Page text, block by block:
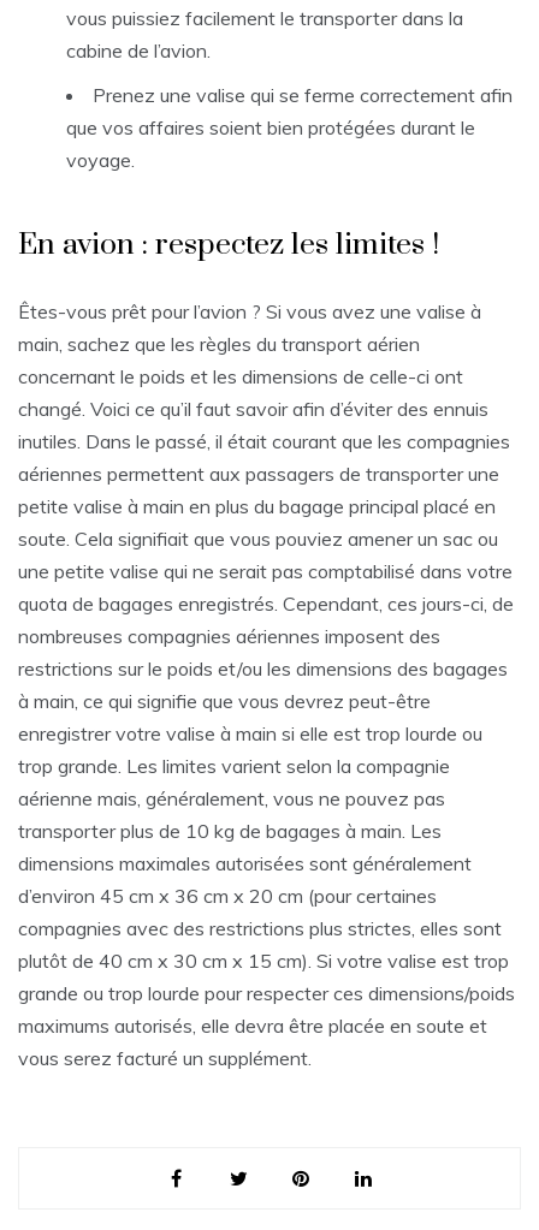
vous puissiez facilement le transporter dans la
cabine de l’avion.
Prenez une valise qui se ferme correctement afin
que vos affaires soient bien protégées durant le
voyage.
En avion : respectez les limites !
Êtes-vous prêt pour l’avion ? Si vous avez une valise à
main, sachez que les règles du transport aérien
concernant le poids et les dimensions de celle-ci ont
changé. Voici ce qu’il faut savoir afin d’éviter des ennuis
inutiles. Dans le passé, il était courant que les compagnies
aériennes permettent aux passagers de transporter une
petite valise à main en plus du bagage principal placé en
soute. Cela signifiait que vous pouviez amener un sac ou
une petite valise qui ne serait pas comptabilisé dans votre
quota de bagages enregistrés. Cependant, ces jours-ci, de
nombreuses compagnies aériennes imposent des
restrictions sur le poids et/ou les dimensions des bagages
à main, ce qui signifie que vous devrez peut-être
enregistrer votre valise à main si elle est trop lourde ou
trop grande. Les limites varient selon la compagnie
aérienne mais, généralement, vous ne pouvez pas
transporter plus de 10 kg de bagages à main. Les
dimensions maximales autorisées sont généralement
d’environ 45 cm x 36 cm x 20 cm (pour certaines
compagnies avec des restrictions plus strictes, elles sont
plutôt de 40 cm x 30 cm x 15 cm). Si votre valise est trop
grande ou trop lourde pour respecter ces dimensions/poids
maximums autorisés, elle devra être placée en soute et
vous serez facturé un supplément.